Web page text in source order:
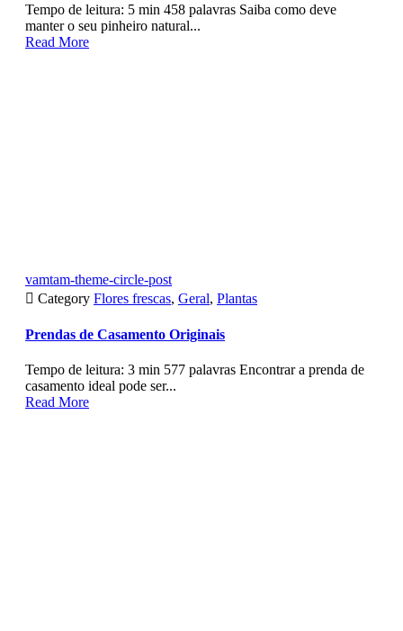
Tempo de leitura: 5 min 458 palavras Saiba como deve
manter o seu pinheiro natural...
Read More
vamtam-theme-circle-post
 Category Flores frescas, Geral, Plantas
Prendas de Casamento Originais
Tempo de leitura: 3 min 577 palavras Encontrar a prenda de
casamento ideal pode ser...
Read More